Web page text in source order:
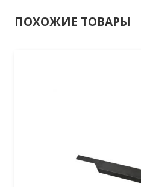
ПОХОЖИЕ ТОВАРЫ